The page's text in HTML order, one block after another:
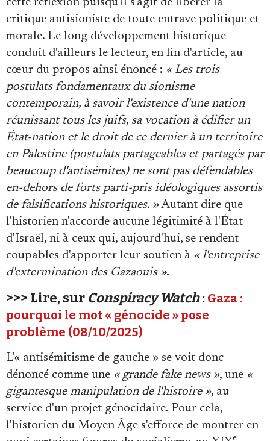
critique antisioniste de toute entrave politique et
morale. Le long développement historique
conduit d'ailleurs le lecteur, en fin d'article, au
cœur du propos ainsi énoncé : « Les trois
postulats fondamentaux du sionisme
contemporain, à savoir l'existence d'une nation
réunissant tous les juifs, sa vocation à édifier un
État-nation et le droit de ce dernier à un territoire
en Palestine (postulats partageables et partagés par
beaucoup d'antisémites) ne sont pas défendables
en-dehors de forts parti-pris idéologiques assortis
de falsifications historiques. »Autant dire que
l'historien n'accorde aucune légitimité à l'État
d'Israël, ni à ceux qui, aujourd'hui, se rendent
coupables d'apporter leur soutien à « l'entreprise
d'extermination des Gazaouis ».
>>> Lire, sur Conspiracy Watch: Gaza :
pourquoi le mot « génocide » pose
problème (08/10/2025)
L'« antisémitisme de gauche » se voit donc
dénoncé comme une « grande fake news », une «
gigantesque manipulation de l'histoire », au
service d'un projet génocidaire. Pour cela,
l'historien du Moyen Âge s'efforce de montrer en
e